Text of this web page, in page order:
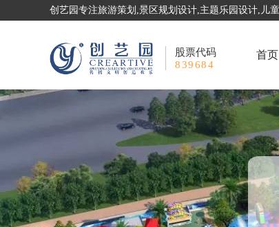
创艺园专注旅游策划,景区规划设计,主题乐园设计,儿
股票代码
839684
首页